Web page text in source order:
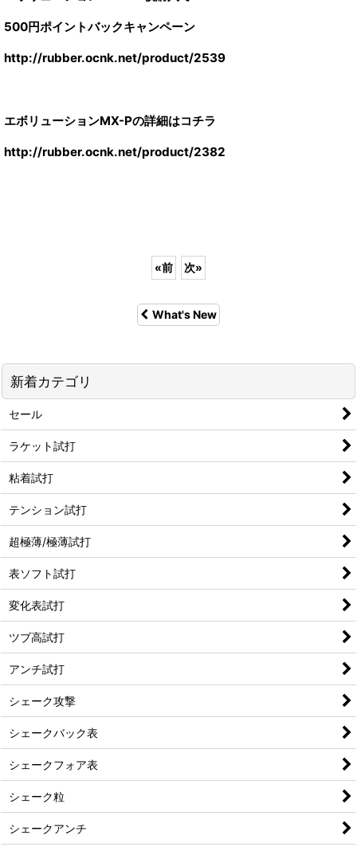
500円ポイントバックキャンペーン
http://rubber.ocnk.net/product/2539
エボリューションMX-Pの詳細はコチラ
http://rubber.ocnk.net/product/2382
«前 次»
What's New
新着カテゴリ
セール
ラケット試打
粘着試打
テンション試打
超極薄/極薄試打
表ソフト試打
変化表試打
ツブ高試打
アンチ試打
シェーク攻撃
シェークバック表
シェークフォア表
シェーク粒
シェークアンチ